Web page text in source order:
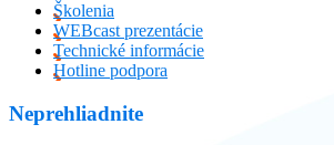
Školenia
WEBcast prezentácie
Technické informácie
Hotline podpora
Neprehliadnite